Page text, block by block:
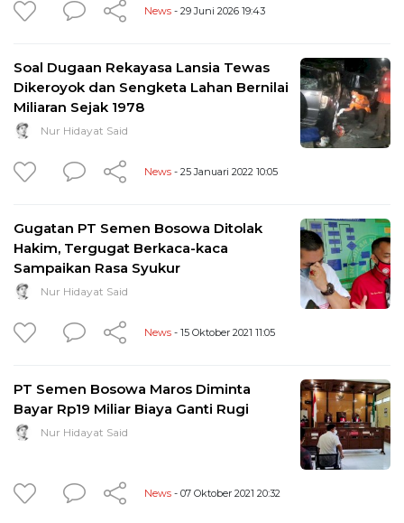
News - 29 Juni 2026 19:43
Soal Dugaan Rekayasa Lansia Tewas
Dikeroyok dan Sengketa Lahan Bernilai
Miliaran Sejak 1978
Nur Hidayat Said
News - 25 Januari 2022 10:05
Gugatan PT Semen Bosowa Ditolak
Hakim, Tergugat Berkaca-kaca
Sampaikan Rasa Syukur
Nur Hidayat Said
News - 15 Oktober 2021 11:05
PT Semen Bosowa Maros Diminta
Bayar Rp19 Miliar Biaya Ganti Rugi
Nur Hidayat Said
News - 07 Oktober 2021 20:32